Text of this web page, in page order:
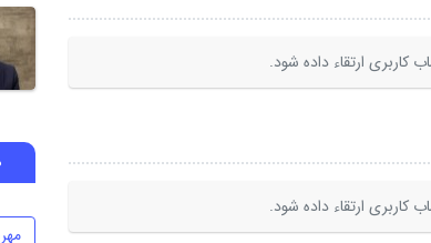
ارتقاء داده شود.
ارتقاء داده شود.